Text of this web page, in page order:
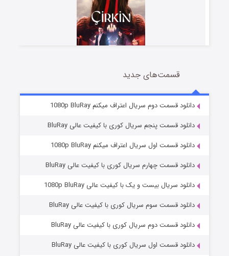
سریال زشت
قسمت5 (زیرنویس) منتشر شد
وستی ها
قسمت1 (زیرنویس) منتشر شد
قسمت‌های جدید
دانلود قسمت دوم سریال اعتراف میکنم 1080p BluRay
دانلود قسمت پنجم سریال کوری با کیفیت عالی BluRay
دانلود قسمت اول سریال اعتراف میکنم 1080p BluRay
دانلود قسمت چهارم سریال کوری با کیفیت عالی BluRay
دانلود سریال بیست و یک با کیفیت عالی 1080p BluRay
دانلود قسمت سوم سریال کوری با کیفیت عالی BluRay
دانلود قسمت دوم سریال کوری با کیفیت عالی BluRay
دانلود قسمت اول سریال کوری با کیفیت عالی BluRay